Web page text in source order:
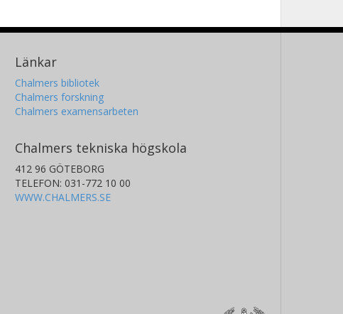
Länkar
Chalmers bibliotek
Chalmers forskning
Chalmers examensarbeten
Chalmers tekniska högskola
412 96 GÖTEBORG
TELEFON: 031-772 10 00
WWW.CHALMERS.SE